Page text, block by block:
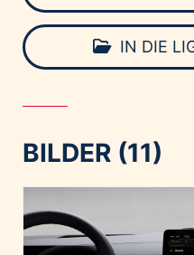
IN DIE
BILDER (11)